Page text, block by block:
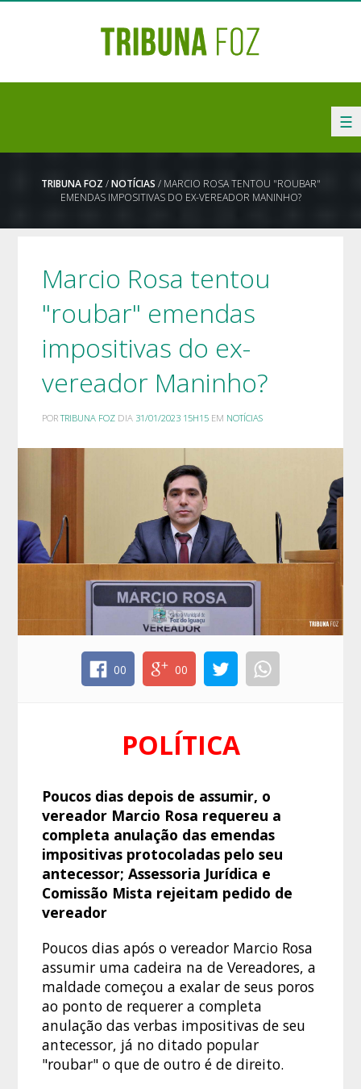
☰
TRIBUNA FOZ /NOTÍCIAS / MARCIO ROSA TENTOU "ROUBAR"
EMENDAS IMPOSITIVAS DO EX-VEREADOR MANINHO?
Marcio Rosa tentou
"roubar" emendas
impositivas do ex-
vereador Maninho?
PORTRIBUNA FOZ DIA 31/01/2023 15H15 EM NOTÍCIAS
00 00
POLÍTICA
Poucos dias depois de assumir, o
vereador Marcio Rosa requereu a
completa anulação das emendas
impositivas protocoladas pelo seu
antecessor; Assessoria Jurídica e
Comissão Mista rejeitam pedido de
vereador
Poucos dias após o vereador Marcio Rosa
assumir uma cadeira na de Vereadores, a
maldade começou a exalar de seus poros
ao ponto de requerer a completa
anulação das verbas impositivas de seu
antecessor, já no ditado popular
"roubar" o que de outro é de direito.